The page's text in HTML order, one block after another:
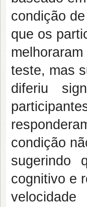
condição
que os
teste, mas
diferiu
condição
sugerindo
cognitivo e